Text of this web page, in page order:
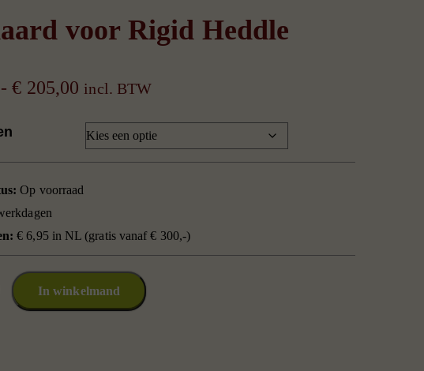
voor Rigid Heddle
- € 205,00 Prijsklasse:
tot
€ 205,00
incl. BTW
Op voorraad
€ 6,95 in NL (gratis vanaf € 300,-)
In winkelmand